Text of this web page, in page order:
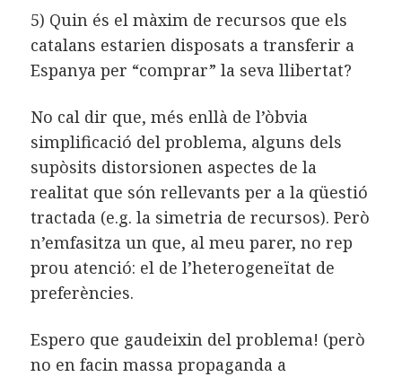
5) Quin és el màxim de recursos que els
catalans estarien disposats a transferir a
Espanya per “comprar” la seva llibertat?
No cal dir que, més enllà de l’òbvia
simplificació del problema, alguns dels
supòsits distorsionen aspectes de la
realitat que són rellevants per a la qüestió
tractada (e.g. la simetria de recursos). Però
n’emfasitza un que, al meu parer, no rep
prou atenció: el de l’heterogeneïtat de
preferències.
Espero que gaudeixin del problema! (però
no en facin massa propaganda a